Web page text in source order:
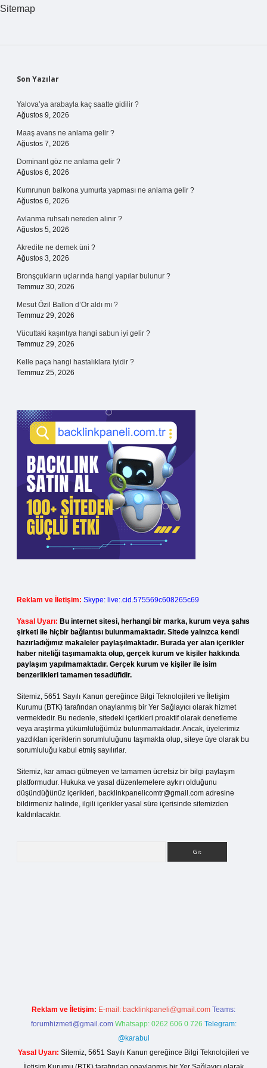
Sitemap
Sidebar
Son Yazılar
Yalova’ya arabayla kaç saatte gidilir ?
Ağustos 9, 2026
Maaş avans ne anlama gelir ?
Ağustos 7, 2026
Dominant göz ne anlama gelir ?
Ağustos 6, 2026
Kumrunun balkona yumurta yapması ne anlama gelir ?
Ağustos 6, 2026
Avlanma ruhsatı nereden alınır ?
Ağustos 5, 2026
Akredite ne demek üni ?
Ağustos 3, 2026
Bronşçukların uçlarında hangi yapılar bulunur ?
Temmuz 30, 2026
Mesut Özil Ballon d’Or aldı mı ?
Temmuz 29, 2026
Vücuttaki kaşıntıya hangi sabun iyi gelir ?
Temmuz 29, 2026
Kelle paça hangi hastalıklara iyidir ?
Temmuz 25, 2026
Reklam ve İletişim: Skype: live:.cid.575569c608265c69
Yasal Uyarı: Bu internet sitesi, herhangi bir marka, kurum veya şahıs
şirketi ile hiçbir bağlantısı bulunmamaktadır. Sitede yalnızca kendi
hazırladığımız makaleler paylaşılmaktadır. Burada yer alan içerikler
haber niteliği taşımamakta olup, gerçek kurum ve kişiler hakkında
paylaşım yapılmamaktadır. Gerçek kurum ve kişiler ile isim
benzerlikleri tamamen tesadüfidir.
Sitemiz, 5651 Sayılı Kanun gereğince Bilgi Teknolojileri ve İletişim
Kurumu (BTK) tarafından onaylanmış bir Yer Sağlayıcı olarak hizmet
vermektedir. Bu nedenle, sitedeki içerikleri proaktif olarak denetleme
veya araştırma yükümlülüğümüz bulunmamaktadır. Ancak, üyelerimiz
yazdıkları içeriklerin sorumluluğunu taşımakta olup, siteye üye olarak bu
sorumluluğu kabul etmiş sayılırlar.
Sitemiz, kar amacı gütmeyen ve tamamen ücretsiz bir bilgi paylaşım
platformudur. Hukuka ve yasal düzenlemelere aykırı olduğunu
düşündüğünüz içerikleri, backlinkpanelicomtr@gmail.com adresine
bildirmeniz halinde, ilgili içerikler yasal süre içerisinde sitemizden
kaldırılacaktır.
Reklam ve İletişim: E-mail: backlinkpaneli@gmail.com Teams:
forumhizmeti@gmail.com Whatsapp: 0262 606 0 726 Telegram:
@karabul
Yasal Uyarı: Sitemiz, 5651 Sayılı Kanun gereğince Bilgi Teknolojileri ve